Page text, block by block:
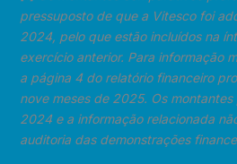
pressuposto de que a Vitesco foi
2024, pelo que estão incluídos na
exercício anterior. Para informação
a página 4 do relatório financeiro
nove meses de 2025. Os
2024 e a informação relacionada
auditoria das demonstrações